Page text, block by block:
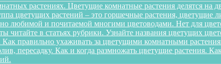
растениях. Цветущие комнатные растения делятся на
цветущих растений – это горшечные растения, цветущие
любимой и почитаемой многими цветоводами. Нет для
в статьях рубрики. Узнайте названия цветущих
правильно ухаживать за цветущими комнатными
пересадку. Как и когда размножать цветущие растения.